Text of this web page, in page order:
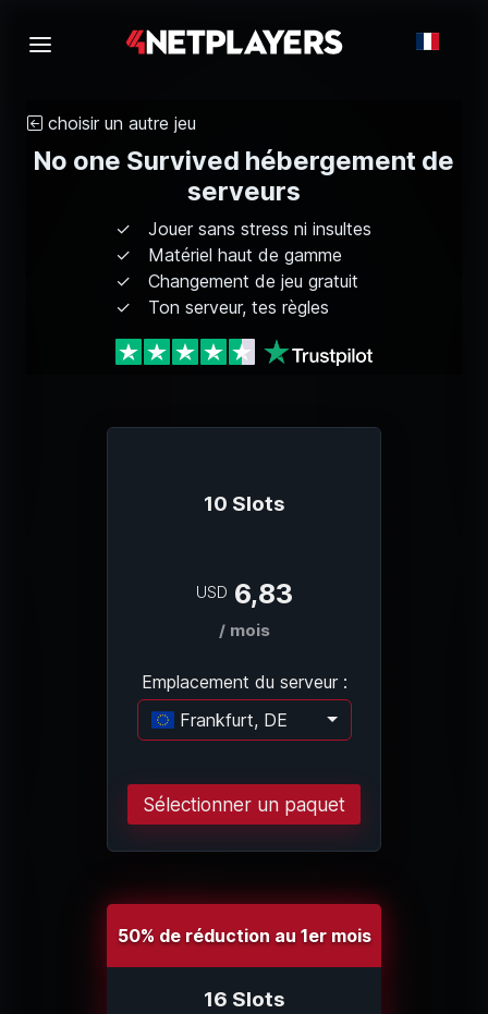
choisir un autre jeu
No one Survived hébergement de
serveurs
Jouer sans stress ni insultes
Matériel haut de gamme
Changement de jeu gratuit
Ton serveur, tes règles
10 Slots
USD 6,83
/ mois
Emplacement du serveur :
Frankfurt, DE
Chargement..
Sélectionner un paquet
50% de réduction au 1er mois
16 Slots